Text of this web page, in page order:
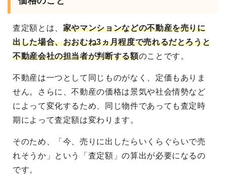
査定額とは、 家やマンションなどの不動産を売りに
出した場合、おおむね3ヵ月程度で売れるだとろうと
不動産会社の担当者が判断する額のことです。
不動産は一つとして同じものがなく、定価もありま
せん。さらに、不動産の価格は景気や社会情勢など
によって変化するため、同じ物件であっても査定時
期によって査定額は変わります。
そのため、「今、売りに出したらいくらぐらいで売
れそうか」という「査定額」の算出が必要になるの
です。